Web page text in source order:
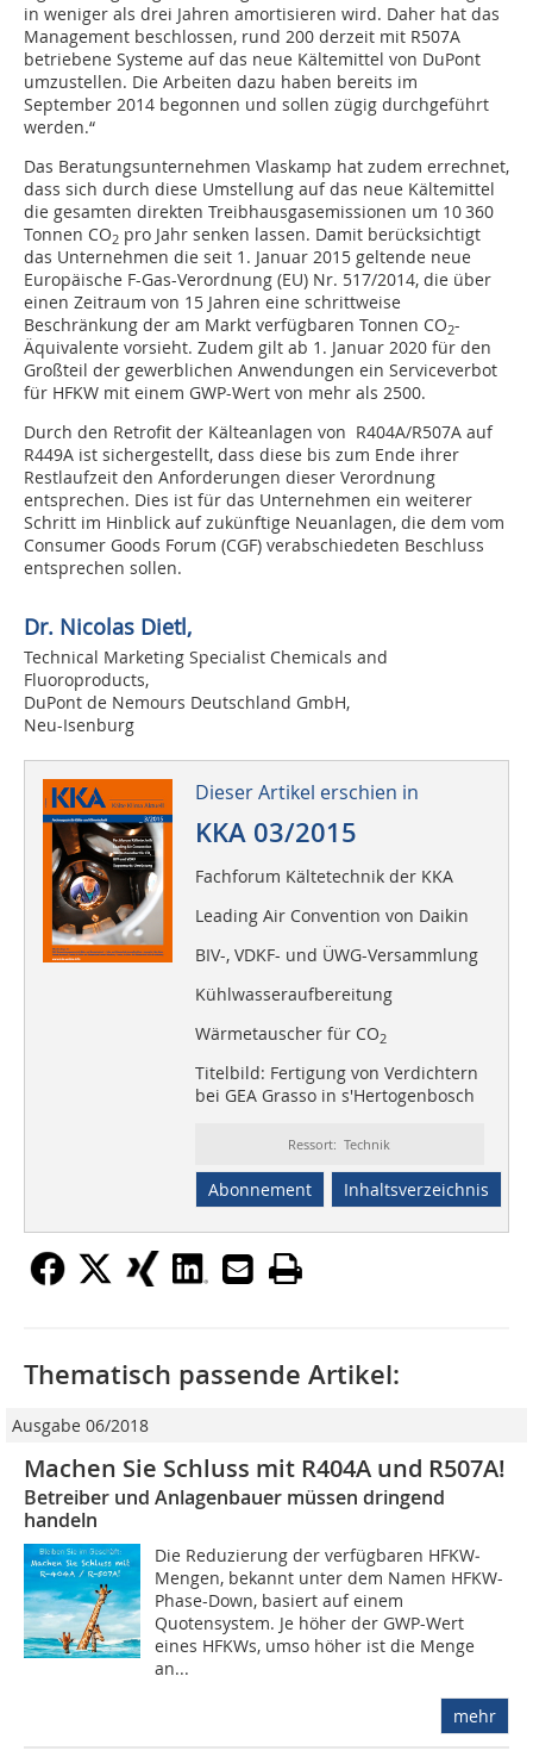
in weniger als drei Jahren amortisieren wird. Daher hat das
Management beschlossen, rund 200 derzeit mit R507A
betriebene Systeme auf das neue Kältemittel von DuPont
umzustellen. Die Arbeiten dazu haben bereits im
September 2014 begonnen und sollen zügig durchgeführt
werden.“
Das Beratungsunternehmen Vlaskamp hat zudem errechnet,
dass sich durch diese Umstellung auf das neue Kältemittel
die gesamten direkten Treibhausgasemissionen um 10 360
Tonnen CO2 pro Jahr senken lassen. Damit berücksichtigt
das Unternehmen die seit 1. Januar 2015 geltende neue
Europäische F-Gas-Verordnung (EU) Nr. 517/2014, die über
einen Zeitraum von 15 Jahren eine schrittweise
Beschränkung der am Markt verfügbaren Tonnen CO2-
Äquivalente vorsieht. Zudem gilt ab 1. Januar 2020 für den
Großteil der gewerblichen Anwendungen ein Serviceverbot
für HFKW mit einem GWP-Wert von mehr als 2500.
Durch den Retrofit der Kälteanlagen von R404A/R507A auf
R449A ist sichergestellt, dass diese bis zum Ende ihrer
Restlaufzeit den Anforderungen dieser Verordnung
entsprechen. Dies ist für das Unternehmen ein weiterer
Schritt im Hinblick auf zukünftige Neuanlagen, die dem vom
Consumer Goods Forum (CGF) verabschiedeten Beschluss
entsprechen sollen.
Dr. Nicolas Dietl,
Technical Marketing Specialist Chemicals and
Fluoroproducts,
DuPont de Nemours Deutschland GmbH,
Neu-Isenburg
Dieser Artikel erschien in
KKA 03/2015
Fachforum Kältetechnik der KKA
Leading Air Convention von Daikin
BIV-, VDKF- und ÜWG-Versammlung
Kühlwasseraufbereitung
Wärmetauscher für CO2
Titelbild: Fertigung von Verdichtern
bei GEA Grasso in s'Hertogenbosch
Ressort: Technik
Abonnement Inhaltsverzeichnis
Thematisch passende Artikel:
Ausgabe 06/2018
Machen Sie Schluss mit R404A und R507A!
Betreiber und Anlagenbauer müssen dringend
handeln
Die Reduzierung der verfügbaren HFKW­
Mengen, bekannt unter dem Namen HFKW­-
Phase-Down, basiert auf einem
Quotensystem. Je höher der GWP-Wert
eines HFKWs, umso höher ist die Menge
an...
mehr